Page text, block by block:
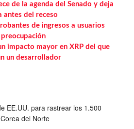
de la agenda del Senado y deja
antes del receso
de ingresos a usuarios
impacto mayor en XRP del que
un desarrollador
EE.UU. para rastrear los 1.500
del Norte